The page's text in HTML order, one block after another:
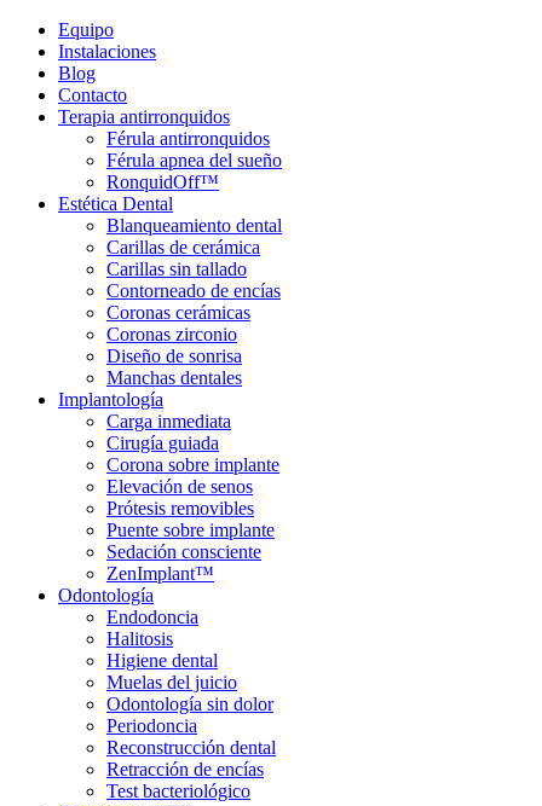
Equipo
Instalaciones
Blog
Contacto
Terapia antirronquidos
Férula antirronquidos
Férula apnea del sueño
RonquidOff™
Estética Dental
Blanqueamiento dental
Carillas de cerámica
Carillas sin tallado
Contorneado de encías
Coronas cerámicas
Coronas zirconio
Diseño de sonrisa
Manchas dentales
Implantología
Carga inmediata
Cirugía guiada
Corona sobre implante
Elevación de senos
Prótesis removibles
Puente sobre implante
Sedación consciente
ZenImplant™
Odontología
Endodoncia
Halitosis
Higiene dental
Muelas del juicio
Odontología sin dolor
Periodoncia
Reconstrucción dental
Retracción de encías
Test bacteriológico